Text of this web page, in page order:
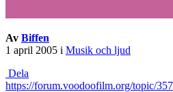
Av Biffen
1 april 2005 i Musik och ljud
Dela
https://forum.voodoofilm.org/topic/